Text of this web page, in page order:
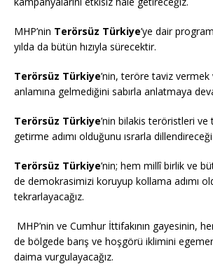
MHP’nin Terörsüz Türkiye’ye dair
yılda da bütün hızıyla sürecektir.
Terörsüz Türkiye’nin, teröre taviz
anlamına gelmediğini sabırla anlatmaya
Terörsüz Türkiye’nin bilakis teröristleri
getirme adımı olduğunu ısrarla
Terörsüz Türkiye’nin; hem millî birlik ve
de demokrasimizi koruyup kollama adımı
tekrarlayacağız.
MHP’nin ve Cumhur İttifakının gayesinin,
de bölgede barış ve hoşgörü iklimini
daima vurgulayacağız.